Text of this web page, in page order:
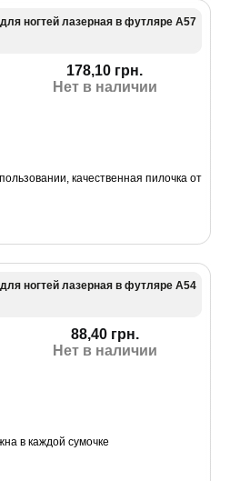
ногтей лазерная в футляре А57
178,10 грн.
Нет в наличии
качественная пилочка от
ногтей лазерная в футляре А54
88,40 грн.
Нет в наличии
в каждой сумочке